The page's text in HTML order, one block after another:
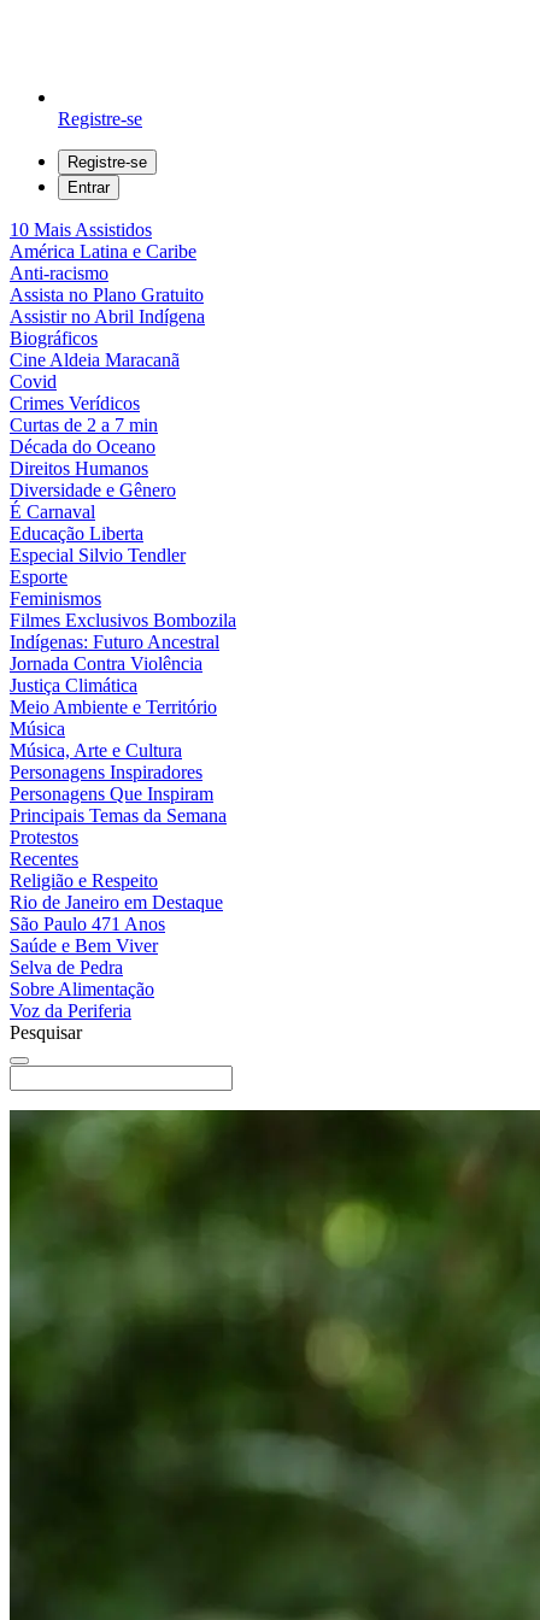
Registre-se
Registre-se
Entrar
10 Mais Assistidos
América Latina e Caribe
Anti-racismo
Assista no Plano Gratuito
Assistir no Abril Indígena
Biográficos
Cine Aldeia Maracanã
Covid
Crimes Verídicos
Curtas de 2 a 7 min
Década do Oceano
Direitos Humanos
Diversidade e Gênero
É Carnaval
Educação Liberta
Especial Silvio Tendler
Esporte
Feminismos
Filmes Exclusivos Bombozila
Indígenas: Futuro Ancestral
Jornada Contra Violência
Justiça Climática
Meio Ambiente e Território
Música
Música, Arte e Cultura
Personagens Inspiradores
Personagens Que Inspiram
Principais Temas da Semana
Protestos
Recentes
Religião e Respeito
Rio de Janeiro em Destaque
São Paulo 471 Anos
Saúde e Bem Viver
Selva de Pedra
Sobre Alimentação
Voz da Periferia
Pesquisar